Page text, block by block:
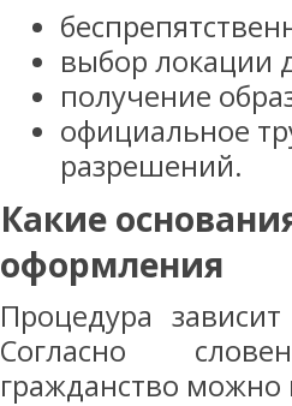
выбор локации
получение
официальное
разрешений.
Какие
оформления
Процедура
Согласно
гражданство можно